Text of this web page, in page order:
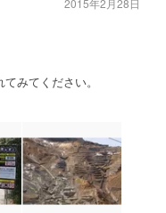
みてください。
2015年2月28日